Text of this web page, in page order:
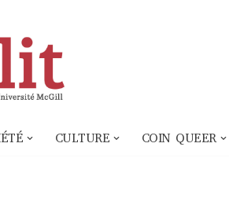
CULTURE COIN QUEER